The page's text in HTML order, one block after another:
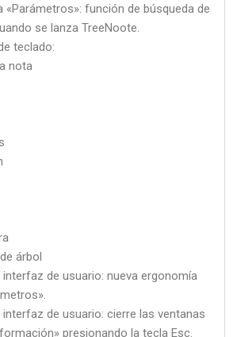
«Parámetros»: función de búsqueda de
se lanza TreeNoote.
teclado:
nota
árbol
interfaz de usuario: nueva ergonomía
interfaz de usuario: cierre las ventanas
presionando la tecla Esc.